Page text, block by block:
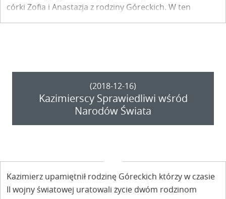
córki Zofia i Anastazja z rodziny Góreckich. W ten
sposób miasto docenia swoich Sprawiedliwych wśród
(2018-12-16)
Kazimierscy Sprawiedliwi wśród
Narodów Świata
Kazimierz upamiętnił rodzinę Góreckich którzy w czasie
II wojny światowej uratowali życie dwóm rodzinom